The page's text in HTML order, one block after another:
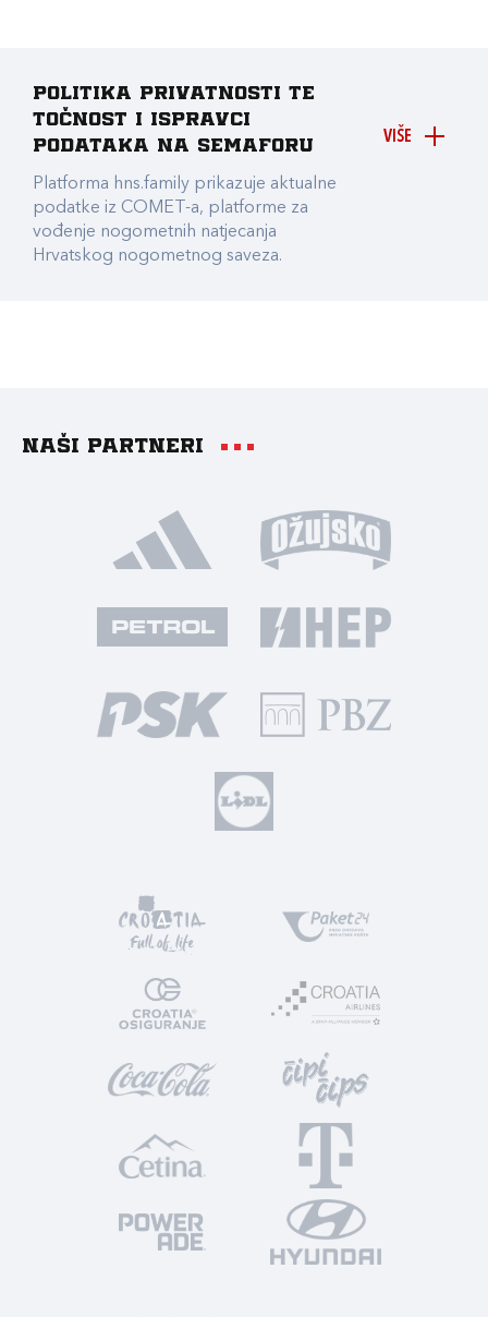
VIŠE
Politika privatnosti te
točnost i ispravci
podataka na Semaforu
Platforma hns.family prikazuje aktualne
podatke iz COMET-a, platforme za
vođenje nogometnih natjecanja
Hrvatskog nogometnog saveza.
Naši partneri